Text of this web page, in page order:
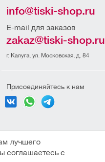
info@tiski-shop.ru
E-mail для заказов
zakaz@tiski-shop.ru
г. Калуга, ул. Московская, д. 84
Присоединяйтесь к нам
лучшего
соглашаетесь с